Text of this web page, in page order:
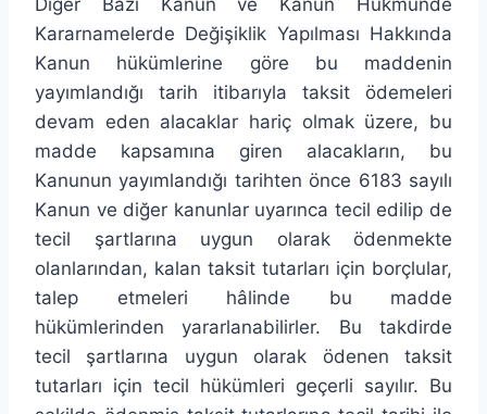
Kararnamelerde Değişiklik Yapılması Hakkında
Kanun hükümlerine göre bu maddenin
yayımlandığı tarih itibarıyla taksit ödemeleri
devam eden alacaklar hariç olmak üzere, bu
madde kapsamına giren alacakların, bu
Kanunun yayımlandığı tarihten önce 6183 sayılı
Kanun ve diğer kanunlar uyarınca tecil edilip de
tecil şartlarına uygun olarak ödenmekte
olanlarından, kalan taksit tutarları için borçlular,
talep etmeleri hâlinde bu madde
hükümlerinden yararlanabilirler. Bu takdirde
tecil şartlarına uygun olarak ödenen taksit
tutarları için tecil hükümleri geçerli sayılır. Bu